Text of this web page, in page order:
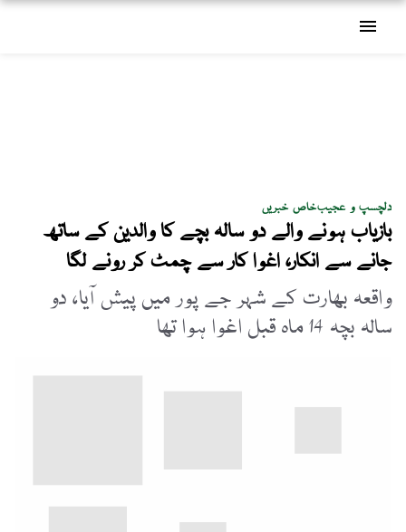
menu
دلچسپ و عجیبخاص خبریں
بازیاب ہونے والے دو سالہ بچے کا والدین کے ساتھ
جانے سے انکار، اغوا کار سے چمٹ کر رونے لگا
واقعہ بھارت کے شہر جے پور میں پیش آیا، دو
سالہ بچہ 14 ماہ قبل اغوا ہوا تھا